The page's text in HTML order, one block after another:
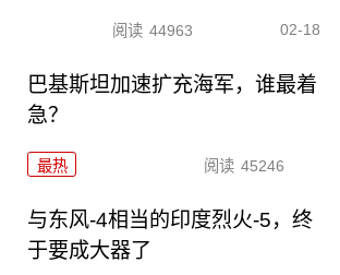
阅读 44963 02-18
巴基斯坦加速扩充海军，谁最着
急？
最热 阅读 45246
与东风-4相当的印度烈火-5，终
于要成大器了